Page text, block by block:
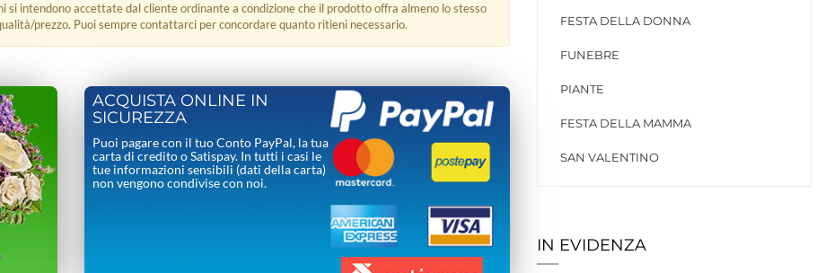
si intendono accettate dal cliente ordinante a condizione che il prodotto offra almeno lo stesso
prezzo. Puoi sempre contattarci per concordare quanto ritieni necessario.
ACQUISTA ONLINE IN
SICUREZZA
Puoi pagare con il tuo Conto PayPal, la tua
carta di credito o Satispay. In tutti i casi le
tue informazioni sensibili (dati della carta)
non vengono condivise con noi.
FESTA DELLA DONNA
FUNEBRE
PIANTE
FESTA DELLA MAMMA
SAN VALENTINO
IN EVIDENZA